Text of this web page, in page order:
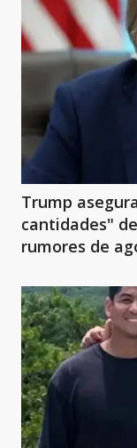
Trump asegura que EE. UU. tiene
cantidades"
rumores de